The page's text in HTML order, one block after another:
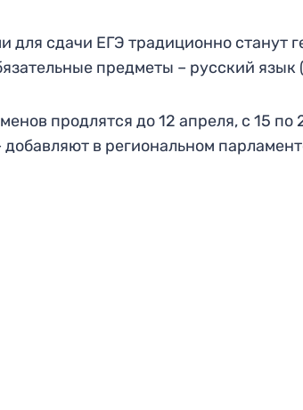
сдачи ЕГЭ традиционно станут
предметы – русский
продлятся до 12 апреля, с 15
в региональном